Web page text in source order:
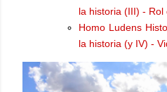
la historia (III) - Rol
Homo Ludens
la historia (y IV) -